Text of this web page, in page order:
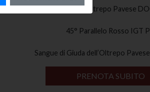
BONARDA dell’Oltrepo Pavese
45° Parallelo Rosso IGT
Sangue di Giuda dell’Oltrepo
PRENOTA SUBITO